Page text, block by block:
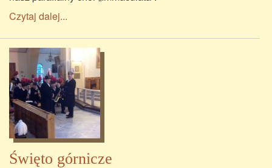
Czytaj dalej...
Święto górnicze